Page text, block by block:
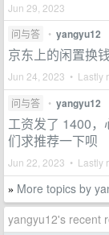
Jun 29, 2023
问与答
• yangyu12
京东上的闲置换
Jun 24, 2023 • Lastly
问与答 • yangyu12
工资发了 1400
们求推荐一下呗
Jun 22, 2023 • Lastly
» More topics by
yangyu12's recent